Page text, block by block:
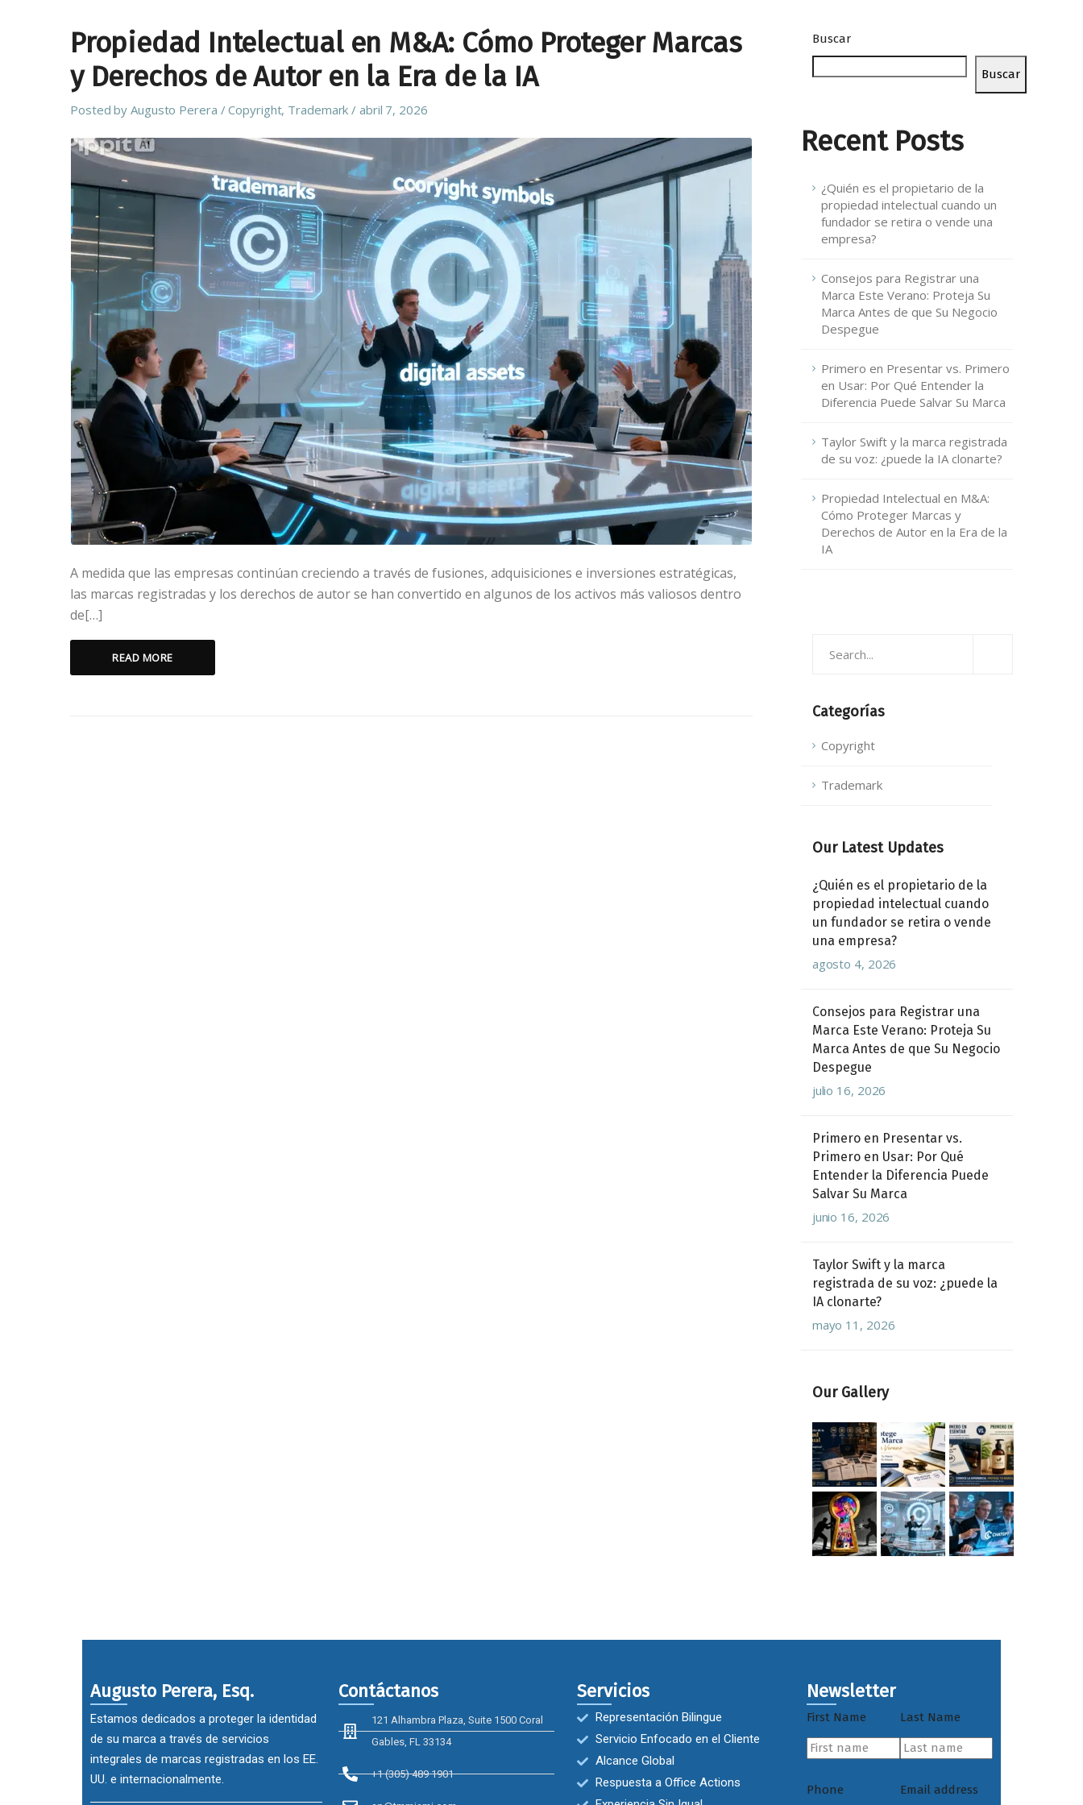
Propiedad Intelectual en M&A: Cómo Proteger Marcas
y Derechos de Autor en la Era de la IA
Posted byAugusto Perera Copyright, Trademark abril 7, 2026
A medida que las empresas continúan creciendo a través de fusiones, adquisiciones e inversiones estratégicas,
las marcas registradas y los derechos de autor se han convertido en algunos de los activos más valiosos dentro
de[…]
READ MORE
Buscar
Buscar
Recent Posts
¿Quién es el propietario de la
propiedad intelectual cuando un
fundador se retira o vende una
empresa?
Consejos para Registrar una
Marca Este Verano: Proteja Su
Marca Antes de que Su Negocio
Despegue
Primero en Presentar vs. Primero
en Usar: Por Qué Entender la
Diferencia Puede Salvar Su Marca
Taylor Swift y la marca registrada
de su voz: ¿puede la IA clonarte?
Propiedad Intelectual en M&A:
Cómo Proteger Marcas y
Derechos de Autor en la Era de la
IA
Categorías
Copyright
Trademark
Our Latest Updates
¿Quién es el propietario de la
propiedad intelectual cuando
un fundador se retira o vende
una empresa?
agosto 4, 2026
Consejos para Registrar una
Marca Este Verano: Proteja Su
Marca Antes de que Su Negocio
Despegue
julio 16, 2026
Primero en Presentar vs.
Primero en Usar: Por Qué
Entender la Diferencia Puede
Salvar Su Marca
junio 16, 2026
Taylor Swift y la marca
registrada de su voz: ¿puede la
IA clonarte?
mayo 11, 2026
Our Gallery
Augusto Perera, Esq.
Estamos dedicados a proteger la identidad
de su marca a través de servicios
integrales de marcas registradas en los EE.
UU. e internacionalmente.
Contáctanos
121 Alhambra Plaza, Suite 1500 Coral
Gables, FL 33134
+1 (305) 489 1901
Servicios
Representación Bilingue
Servicio Enfocado en el Cliente
Alcance Global
Respuesta a Office Actions
Newsletter
First Name Last Name
Phone Email address